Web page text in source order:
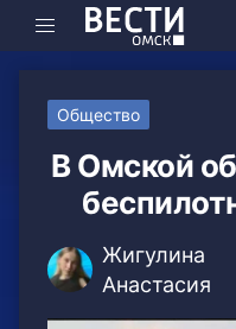
Общество
В Омской
Жигулина
Анастасия